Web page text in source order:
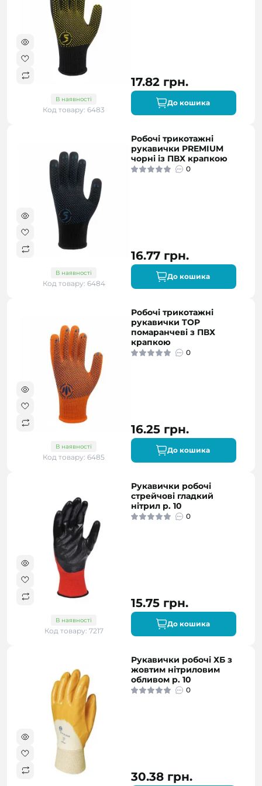
В наявності
Код товару: 6483
17.82 грн.
До кошика
В наявності
Код товару: 6484
Робочі трикотажні
рукавички PREMIUM
чорні із ПВХ крапкою
0
16.77 грн.
До кошика
В наявності
Код товару: 6485
Робочі трикотажні
рукавички TOP
помаранчеві з ПВХ
крапкою
0
16.25 грн.
До кошика
В наявності
Код товару: 7217
Рукавички робочі
стрейчові гладкий
нітрил р. 10
0
15.75 грн.
До кошика
Рукавички робочі ХБ з
жовтим нітриловим
обливом р. 10
0
30.38 грн.